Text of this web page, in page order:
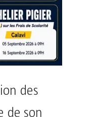
des
de son